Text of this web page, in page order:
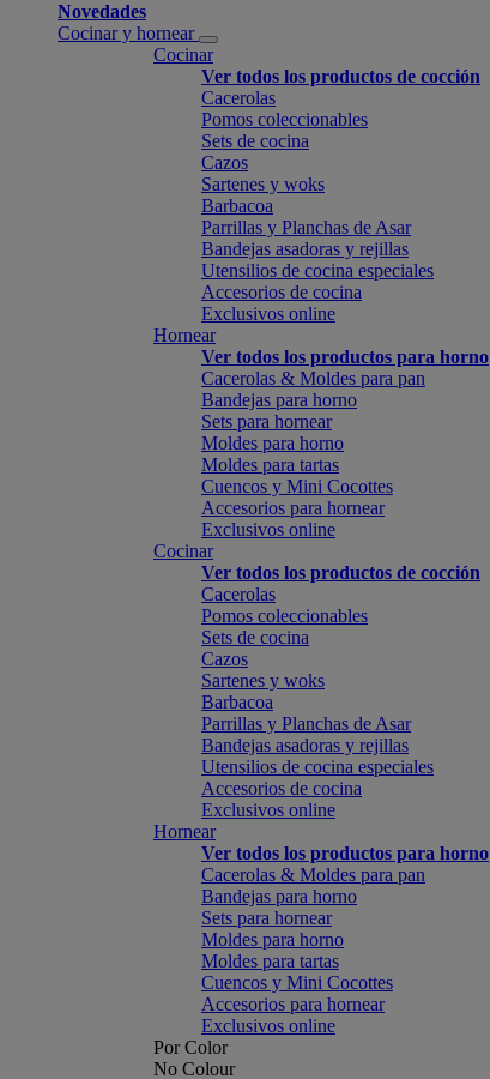
Novedades
Cocinar y hornear
Cocinar
Ver todos los productos de cocción
Cacerolas
Pomos coleccionables
Sets de cocina
Cazos
Sartenes y woks
Barbacoa
Parrillas y Planchas de Asar
Bandejas asadoras y rejillas
Utensilios de cocina especiales
Accesorios de cocina
Exclusivos online
Hornear
Ver todos los productos para horno
Cacerolas & Moldes para pan
Bandejas para horno
Sets para hornear
Moldes para horno
Moldes para tartas
Cuencos y Mini Cocottes
Accesorios para hornear
Exclusivos online
Cocinar
Ver todos los productos de cocción
Cacerolas
Pomos coleccionables
Sets de cocina
Cazos
Sartenes y woks
Barbacoa
Parrillas y Planchas de Asar
Bandejas asadoras y rejillas
Utensilios de cocina especiales
Accesorios de cocina
Exclusivos online
Hornear
Ver todos los productos para horno
Cacerolas & Moldes para pan
Bandejas para horno
Sets para hornear
Moldes para horno
Moldes para tartas
Cuencos y Mini Cocottes
Accesorios para hornear
Exclusivos online
Por Color
No Colour